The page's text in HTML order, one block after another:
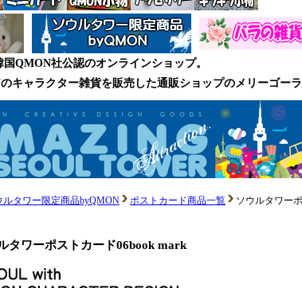
国QMON社公認のオンラインショップ。
キャラクター雑貨を販売した通販ショップのメリーゴー
ルタワー限定商品byQMON ポストカード商品一覧
ソウルタワー
タワーポストカード06book mark